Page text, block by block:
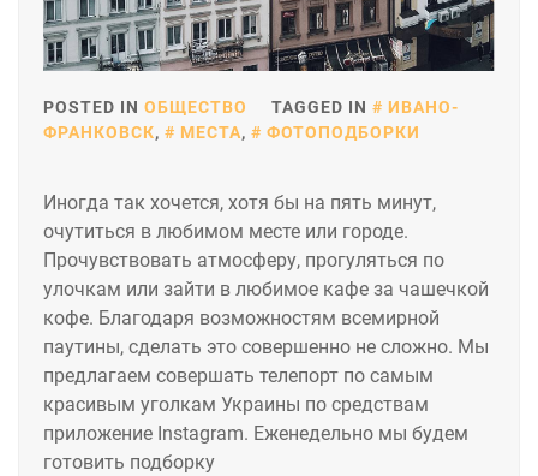
POSTED IN ОБЩЕСТВО TAGGED IN
ИВАНО-
ФРАНКОВСК, МЕСТА, ФОТОПОДБОРКИ
Иногда так хочется, хотя бы на пять минут,
очутиться в любимом месте или городе.
Прочувствовать атмосферу, прогуляться по
улочкам или зайти в любимое кафе за чашечкой
кофе. Благодаря возможностям всемирной
паутины, сделать это совершенно не сложно. Мы
предлагаем совершать телепорт по самым
красивым уголкам Украины по средствам
приложение Instagram. Еженедельно мы будем
готовить подборку